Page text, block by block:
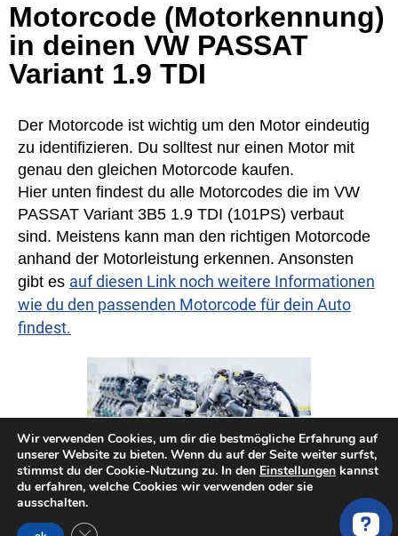
Motorcode (Motorkennung)
in deinen VW PASSAT
Variant 1.9 TDI
Der Motorcode ist wichtig um den Motor eindeutig
zu identifizieren. Du solltest nur einen Motor mit
genau den gleichen Motorcode kaufen.
Hier unten findest du alle Motorcodes die im VW
PASSAT Variant 3B5 1.9 TDI (101PS) verbaut
sind. Meistens kann man den richtigen Motorcode
anhand der Motorleistung erkennen. Ansonsten
gibt es auf diesen Link noch weitere Informationen
wie du den passenden Motorcode für dein Auto
findest.
Wir verwenden Cookies, um dir die bestmögliche Erfahrung auf
unserer Website zu bieten. Wenn du auf der Seite weiter surfst,
stimmst du der Cookie-Nutzung zu. In den Einstellungen kannst
du erfahren, welche Cookies wir verwenden oder sie
ausschalten.
GDPR Cookie-Banner schließen